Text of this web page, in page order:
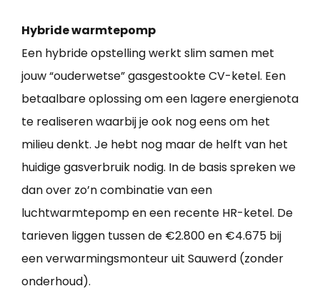
Hybride warmtepomp
Een hybride opstelling werkt slim samen met
jouw “ouderwetse” gasgestookte CV-ketel. Een
betaalbare oplossing om een lagere energienota
te realiseren waarbij je ook nog eens om het
milieu denkt. Je hebt nog maar de helft van het
huidige gasverbruik nodig. In de basis spreken we
dan over zo’n combinatie van een
luchtwarmtepomp en een recente HR-ketel. De
tarieven liggen tussen de €2.800 en €4.675 bij
een verwarmingsmonteur uit Sauwerd (zonder
onderhoud).